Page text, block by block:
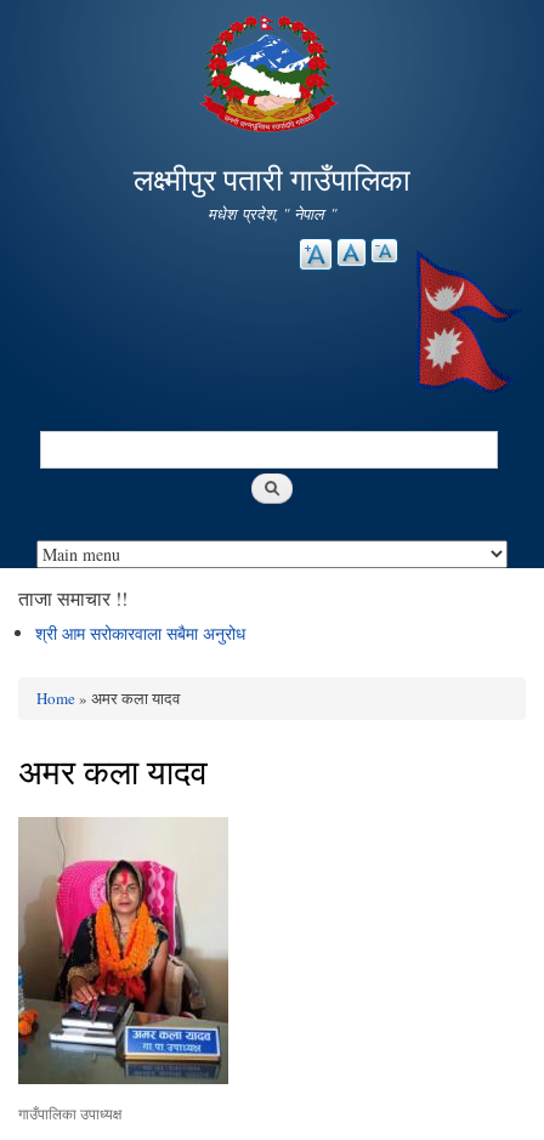
main
content
लक्ष्मीपुर पतारी गाउँपालिका
मधेश प्रदेश, " नेपाल "
Search
ताजा समाचार !!
श्री आम सरोकारवाला सबैमा अनुरोध
Home» अमर कला यादव
अमर कला यादव
गाउँपालिका उपाध्यक्ष